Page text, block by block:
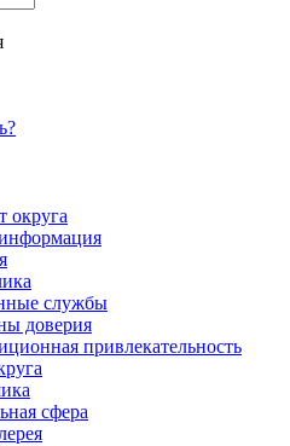
округа
службы
доверия
привлекательность
сфера